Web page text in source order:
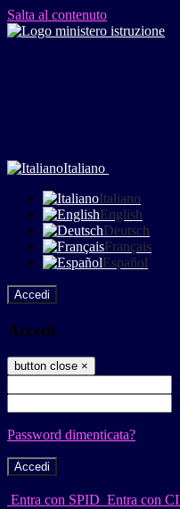
Salta al contenuto
Italiano
Italiano
English
Deutsch
Français
Español
Accedi
Accedi
button close ×
Password dimenticata?
-
Entra con SPID Entra con